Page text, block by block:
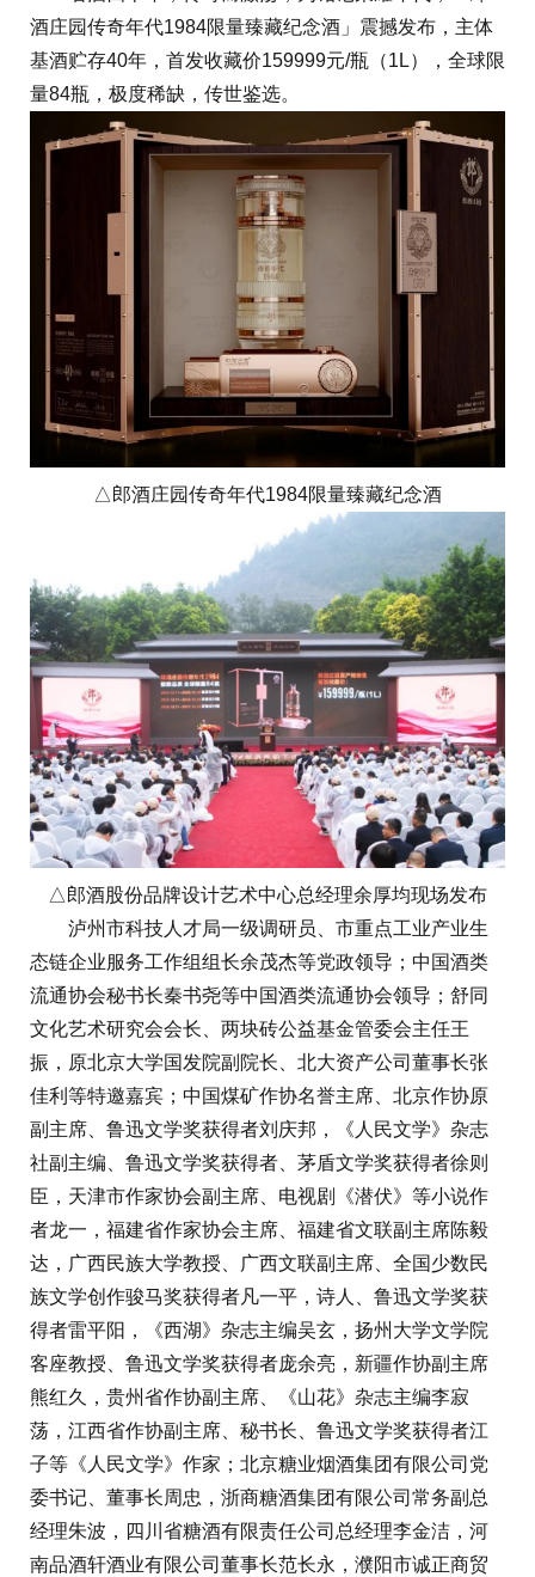
酒庄园传奇年代1984限量臻藏纪念酒」震撼发布，主体
基酒贮存40年，首发收藏价159999元/瓶（1L），全球限
量84瓶，极度稀缺，传世鉴选。
△郎酒庄园传奇年代1984限量臻藏纪念酒
△郎酒股份品牌设计艺术中心总经理余厚均现场发布
泸州市科技人才局一级调研员、市重点工业产业生
态链企业服务工作组组长余茂杰等党政领导；中国酒类
流通协会秘书长秦书尧等中国酒类流通协会领导；舒同
文化艺术研究会会长、两块砖公益基金管委会主任王
振，原北京大学国发院副院长、北大资产公司董事长张
佳利等特邀嘉宾；中国煤矿作协名誉主席、北京作协原
副主席、鲁迅文学奖获得者刘庆邦，《人民文学》杂志
社副主编、鲁迅文学奖获得者、茅盾文学奖获得者徐则
臣，天津市作家协会副主席、电视剧《潜伏》等小说作
者龙一，福建省作家协会主席、福建省文联副主席陈毅
达，广西民族大学教授、广西文联副主席、全国少数民
族文学创作骏马奖获得者凡一平，诗人、鲁迅文学奖获
得者雷平阳，《西湖》杂志主编吴玄，扬州大学文学院
客座教授、鲁迅文学奖获得者庞余亮，新疆作协副主席
熊红久，贵州省作协副主席、《山花》杂志主编李寂
荡，江西省作协副主席、秘书长、鲁迅文学奖获得者江
子等《人民文学》作家；北京糖业烟酒集团有限公司党
委书记、董事长周忠，浙商糖酒集团有限公司常务副总
经理朱波，四川省糖酒有限责任公司总经理李金洁，河
南品酒轩酒业有限公司董事长范长永，濮阳市诚正商贸